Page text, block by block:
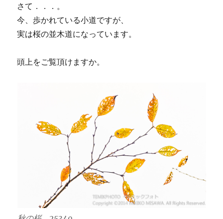
さて．．．。
今、歩かれている小道ですが、
実は桜の並木道になっています。
頭上をご覧頂けますか。